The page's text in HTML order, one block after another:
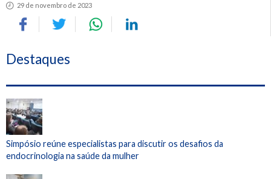
29 de novembro de 2023
Destaques
Simpósio reúne especialistas para discutir os desafios da
endocrinologia na saúde da mulher